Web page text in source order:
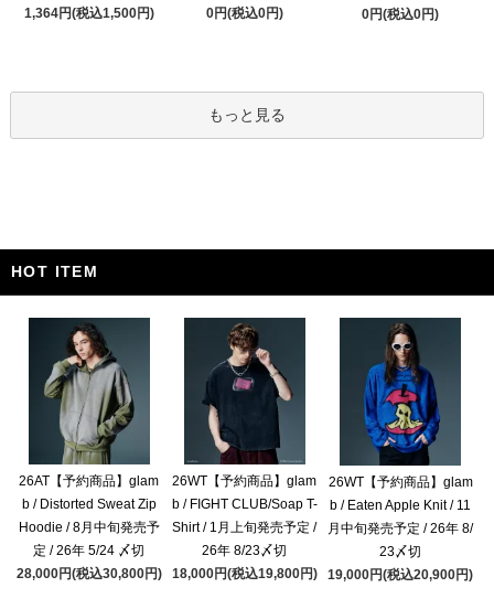
1,364円(税込1,500円)
0円(税込0円)
0円(税込0円)
もっと見る
HOT ITEM
26AT【予約商品】glam
b / Distorted Sweat Zip
Hoodie / 8月中旬発売予
定 / 26年 5/24 〆切
28,000円(税込30,800円)
26WT【予約商品】glam
b / FIGHT CLUB/Soap T-
Shirt / 1月上旬発売予定 /
26年 8/23〆切
18,000円(税込19,800円)
26WT【予約商品】glam
b / Eaten Apple Knit / 11
月中旬発売予定 / 26年 8/
23〆切
19,000円(税込20,900円)